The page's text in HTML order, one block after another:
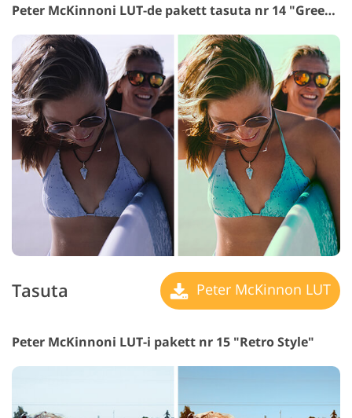
Peter McKinnoni LUT-de pakett tasuta nr 14 "Green Shadows"
Tasuta Peter McKinnon LUT
Peter McKinnoni LUT-i pakett nr 15 "Retro Style"